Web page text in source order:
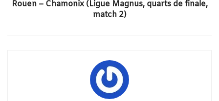
Rouen – Chamonix (Ligue Magnus, quarts de finale,
match 2)